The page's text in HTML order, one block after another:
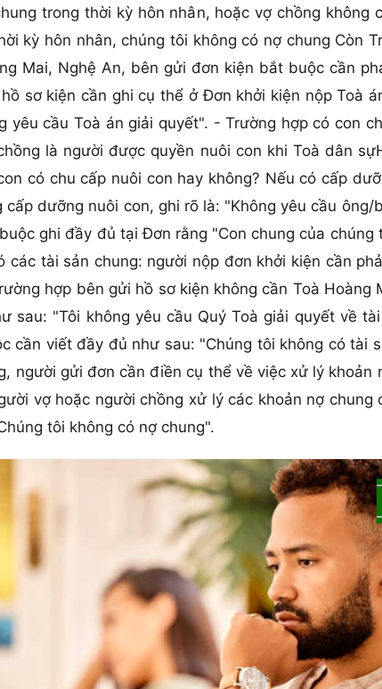
trong thời kỳ hôn nhân, hoặc vợ chồng không
kỳ hôn nhân, chúng tôi không có nợ chung Còn
Mai, Nghệ An, bên gửi đơn kiện bắt buộc cần
sơ kiện cần ghi cụ thể ở Đơn khởi kiện nộp Toà
yêu cầu Toà án giải quyết". - Trường hợp có con
là người được quyền nuôi con khi Toà dân
có chu cấp nuôi con hay không? Nếu có cấp
cấp dưỡng nuôi con, ghi rõ là: "Không yêu cầu
ghi đầy đủ tại Đơn rằng "Con chung của
các tài sản chung: người nộp đơn khởi kiện cần
hợp bên gửi hồ sơ kiện không cần Toà
sau: "Tôi không yêu cầu Quý Toà giải quyết về
cần viết đầy đủ như sau: "Chúng tôi không có tài
người gửi đơn cần điền cụ thể về việc xử lý
vợ hoặc người chồng xử lý các khoản nợ
tôi không có nợ chung".